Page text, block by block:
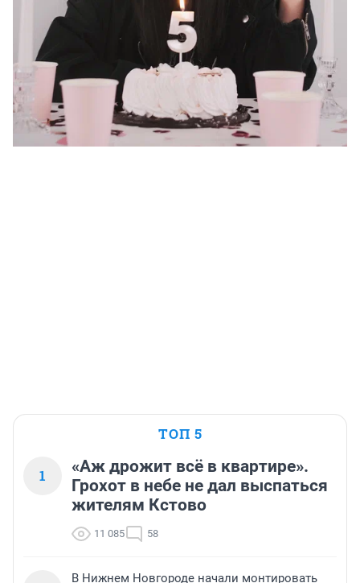
ТОП 5
1
«Аж дрожит всё в квартире».
Грохот в небе не дал выспаться
жителям Кстово
11 085 58
В Нижнем Новгороде начали монтировать